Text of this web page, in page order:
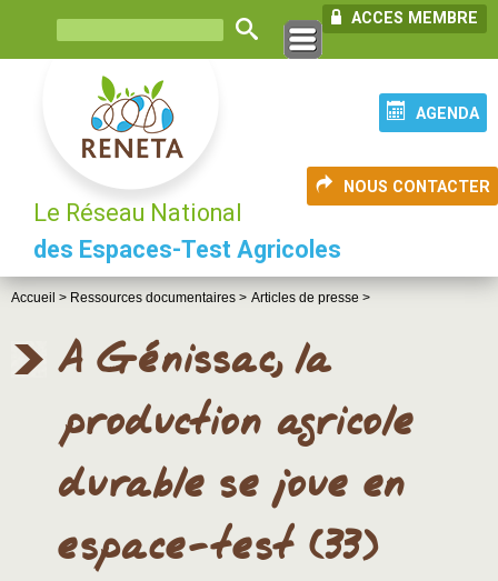
ACCES MEMBRE
AGENDA
NOUS CONTACTER
Le Réseau National
des Espaces-Test Agricoles
Accueil > Ressources documentaires > Articles de presse >
A Génissac, la
production agricole
durable se joue en
espace-test (33)